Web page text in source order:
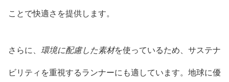
ことで快適さを提供します。
さらに、 環境に配慮した素材を使っているため、サステナ
ビリティを重視するランナーにも適しています。地球に優